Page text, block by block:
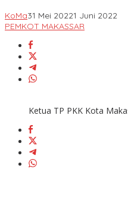
KoMa31 Mei 20221 Juni 2022
PEMKOT MAKASSAR
Ketua TP PKK Kota